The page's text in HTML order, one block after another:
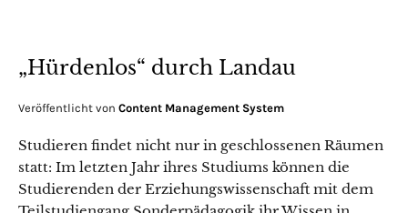
„Hürdenlos“ durch Landau
Veröffentlicht von Content Management System
Studieren findet nicht nur in geschlossenen Räumen
statt: Im letzten Jahr ihres Studiums können die
Studierenden der Erziehungswissenschaft mit dem